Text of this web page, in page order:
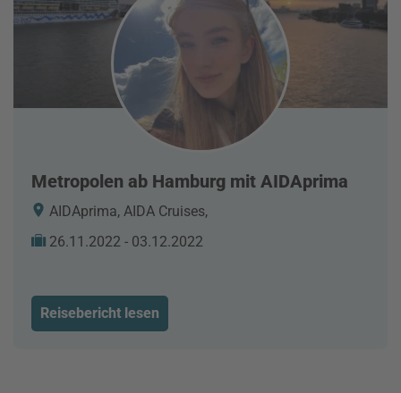
Metropolen ab Hamburg mit AIDAprima
AIDAprima, AIDA Cruises,
26.11.2022 - 03.12.2022
Reisebericht lesen